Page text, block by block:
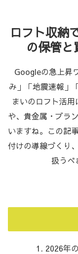
ロフト収納
の保管
Googleの急上昇
み」「地震速報」
まいのロフト活
や、貴金属・ブラ
いますね。この記
付けの導線づくり
扱うべ
2026年